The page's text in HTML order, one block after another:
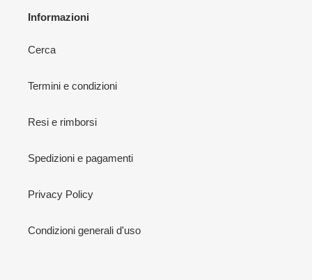
Informazioni
Cerca
Termini e condizioni
Resi e rimborsi
Spedizioni e pagamenti
Privacy Policy
Condizioni generali d'uso